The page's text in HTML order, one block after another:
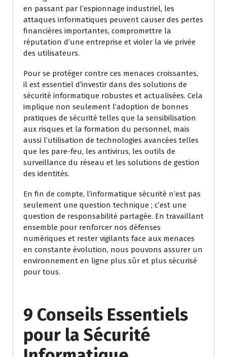
en passant par l’espionnage industriel, les
attaques informatiques peuvent causer des pertes
financières importantes, compromettre la
réputation d’une entreprise et violer la vie privée
des utilisateurs.
Pour se protéger contre ces menaces croissantes,
il est essentiel d’investir dans des solutions de
sécurité informatique robustes et actualisées. Cela
implique non seulement l’adoption de bonnes
pratiques de sécurité telles que la sensibilisation
aux risques et la formation du personnel, mais
aussi l’utilisation de technologies avancées telles
que les pare-feu, les antivirus, les outils de
surveillance du réseau et les solutions de gestion
des identités.
En fin de compte, l’informatique sécurité n’est pas
seulement une question technique ; c’est une
question de responsabilité partagée. En travaillant
ensemble pour renforcer nos défenses
numériques et rester vigilants face aux menaces
en constante évolution, nous pouvons assurer un
environnement en ligne plus sûr et plus sécurisé
pour tous.
9 Conseils Essentiels
pour la Sécurité